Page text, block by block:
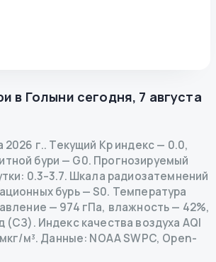
в Голыни сегодня, 7 августа
2026 г.. Текущий Kp индекс— 0.0,
бури — G0. Прогнозируемый
0.3–3.7. Шкала радиозатемнений
бурь— S0. Температура
— 974 гПа, влажность — 42%,
(СЗ). Индекс качества воздуха AQI
м³. Данные: NOAA SWPC, Open-